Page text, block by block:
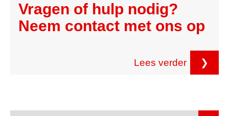
Vragen of hulp nodig?
Neem contact met ons op
Lees verder ❯